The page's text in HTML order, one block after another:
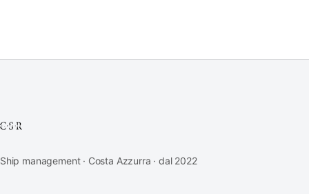
Ship management · Costa Azzurra · dal 2022